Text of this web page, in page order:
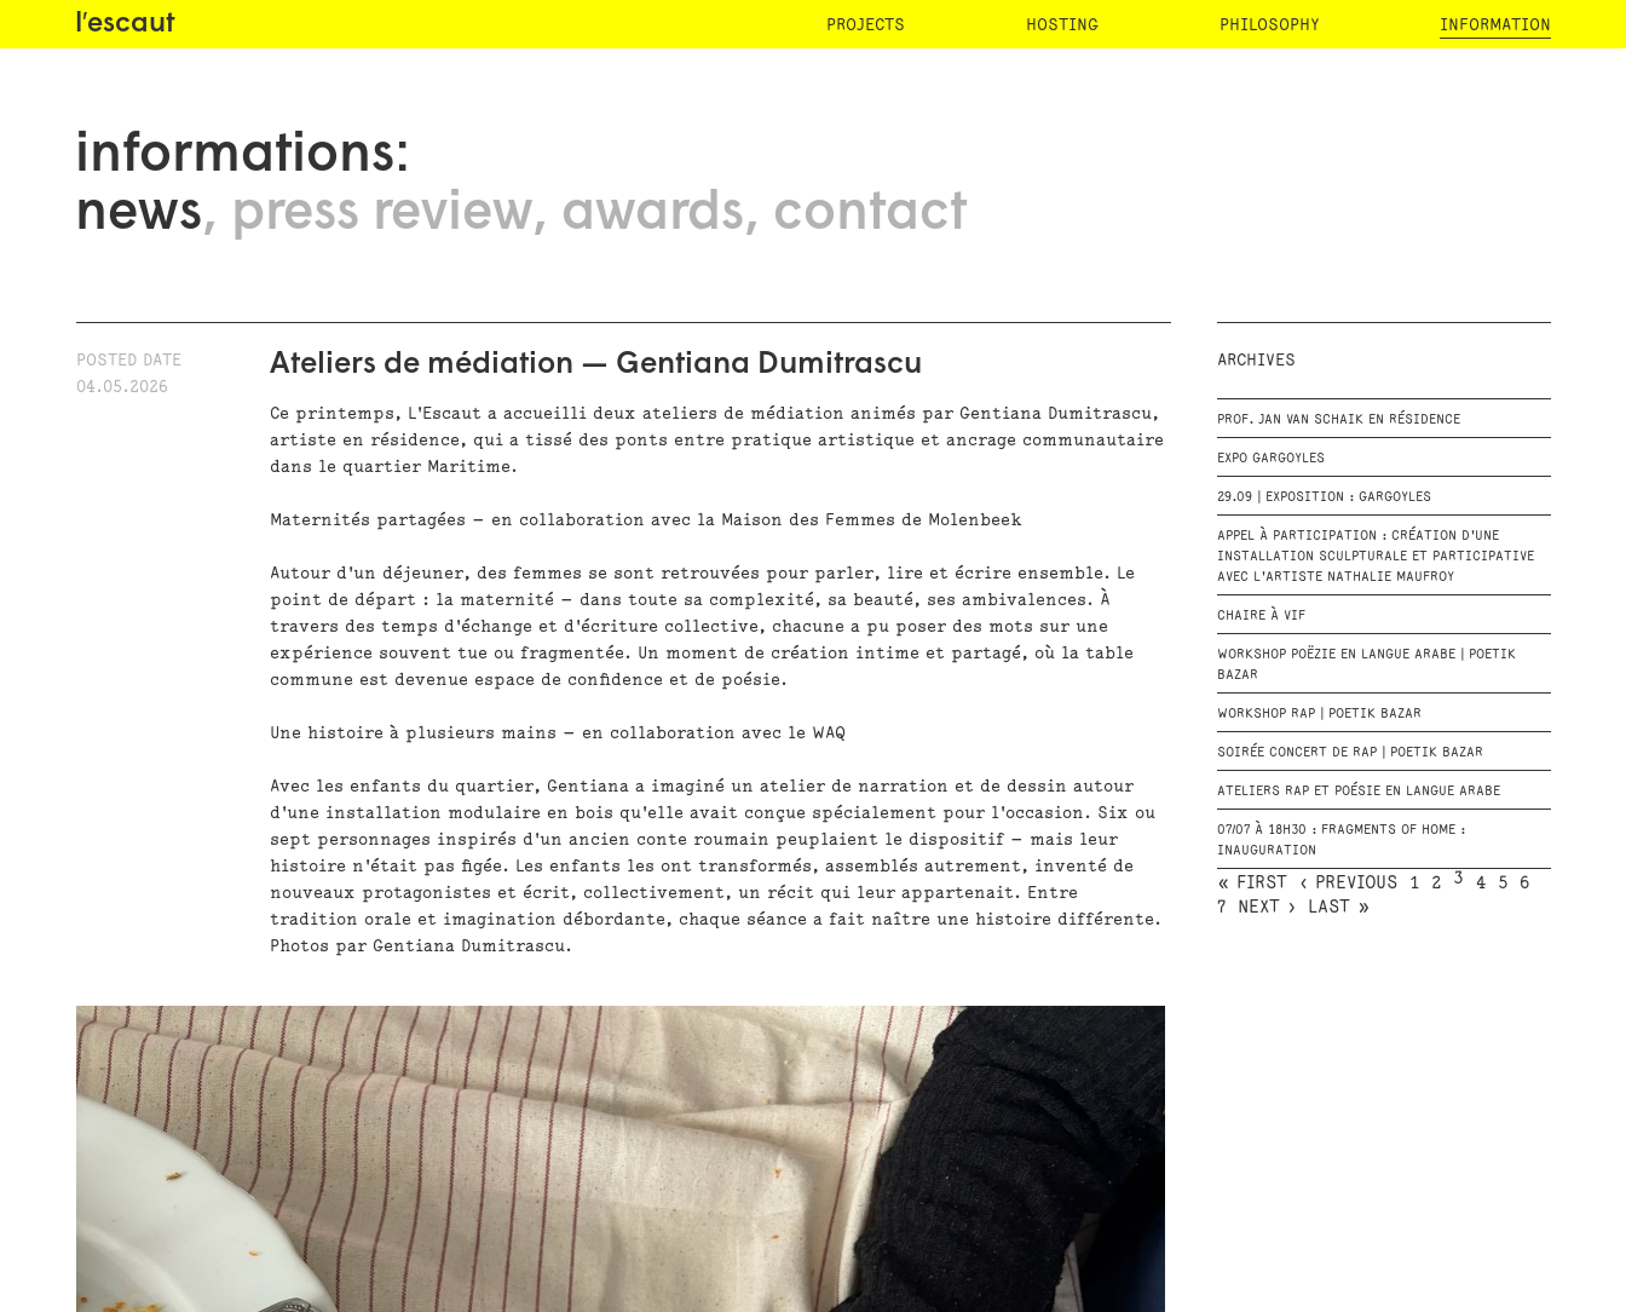
l′escaut PROJECTS HOSTING PHILOSOPHY INFORMATION
informations:
news
press review awards contact
POSTED DATE
04.05.2026
Ateliers de médiation — Gentiana Dumitrascu
Ce printemps, L'Escaut a accueilli deux ateliers de médiation animés par Gentiana Dumitrascu,
artiste en résidence, qui a tissé des ponts entre pratique artistique et ancrage communautaire
dans le quartier Maritime.
Maternités partagées — en collaboration avec la Maison des Femmes de Molenbeek
Autour d'un déjeuner, des femmes se sont retrouvées pour parler, lire et écrire ensemble. Le
point de départ : la maternité — dans toute sa complexité, sa beauté, ses ambivalences. À
travers des temps d'échange et d'écriture collective, chacune a pu poser des mots sur une
expérience souvent tue ou fragmentée. Un moment de création intime et partagé, où la table
commune est devenue espace de confidence et de poésie.
Une histoire à plusieurs mains — en collaboration avec le WAQ
Avec les enfants du quartier, Gentiana a imaginé un atelier de narration et de dessin autour
d'une installation modulaire en bois qu'elle avait conçue spécialement pour l'occasion. Six ou
sept personnages inspirés d'un ancien conte roumain peuplaient le dispositif — mais leur
histoire n'était pas figée. Les enfants les ont transformés, assemblés autrement, inventé de
nouveaux protagonistes et écrit, collectivement, un récit qui leur appartenait. Entre
tradition orale et imagination débordante, chaque séance a fait naître une histoire différente.
Photos par Gentiana Dumitrascu.
ARCHIVES
PROF. JAN VAN SCHAIK EN RÉSIDENCE
EXPO GARGOYLES
29.09 | EXPOSITION : GARGOYLES
APPEL À PARTICIPATION : CRÉATION D'UNE
INSTALLATION SCULPTURALE ET PARTICIPATIVE
AVEC L'ARTISTE NATHALIE MAUFROY
CHAIRE À VIF
WORKSHOP POËZIE EN LANGUE ARABE | POETIK
BAZAR
WORKSHOP RAP | POETIK BAZAR
SOIRÉE CONCERT DE RAP | POETIK BAZAR
ATELIERS RAP ET POÉSIE EN LANGUE ARABE
07/07 À 18H30 : FRAGMENTS OF HOME :
INAUGURATION
« FIRST ‹ PREVIOUS 1 2 3 4 5
6
7
NEXT › LAST »